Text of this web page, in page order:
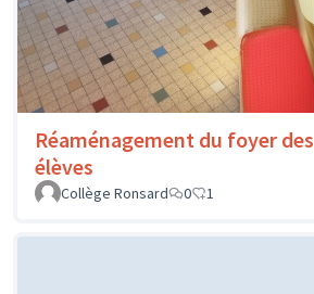
Réaménagement du foyer des
élèves
Collège Ronsard
0 1